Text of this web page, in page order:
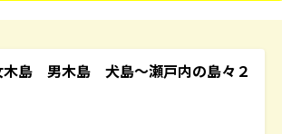
男木島 犬島～瀬戸内の島々２